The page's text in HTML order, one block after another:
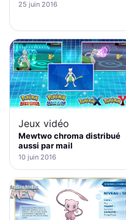
25 juin 2016
Jeux vidéo
Mewtwo chroma distribué
aussi par mail
10 juin 2016